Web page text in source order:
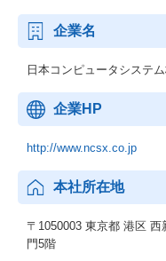
企業名
日本コンピュータシステ
企業HP
http://www.ncsx.co.jp
本社所在地
〒1050003 東京都 港区
門5階